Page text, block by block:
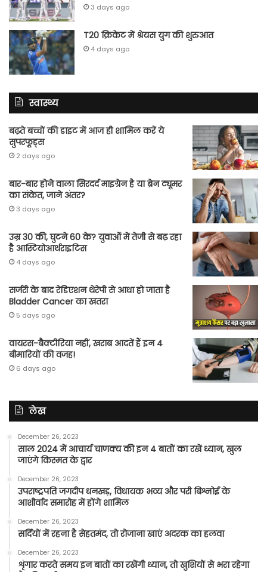
3 days ago
T20 क्रिकेट में श्रेयस युग की शुरुआत
4 days ago
स्वास्थ्य
बढ़ते बच्चों की डाइट में आज ही शामिल करें ये
सुपरफूड्स
2 days ago
बार-बार होने वाला सिरदर्द माइग्रेन है या ब्रेन ट्यूमर
का संकेत, जाने अंतर?
3 days ago
उम्र 30 की, घुटने 60 के? युवाओं में तेजी से बढ़ रहा
है आस्टियोआर्थराइटिस
4 days ago
सर्जरी के बाद रेडिएशन थेरेपी से आधा हो जाता है
Bladder Cancer का खतरा
5 days ago
वायरस-बैक्टीरिया नहीं, खराब आदतें हैं इन 4
बीमारियों की वजह!
6 days ago
लेख
December 26, 2023
साल 2024 में आचार्य चाणक्य की इन 4 बातों का रखें ध्यान, खुल
जाएंगे किस्मत के द्वार
December 26, 2023
उपराष्ट्रपति जगदीप धनखड़, विधायक भव्य और परी बिश्नोई के
आशीर्वाद समारोह में होंगे शामिल
December 26, 2023
सर्दियों में रहना है सेहतमंद, तो रोजाना खाएं अदरक का हलवा
December 26, 2023
शृंगार करते समय इन बातों का रखेंगी ध्यान, तो खुशियों से भरा रहेगा